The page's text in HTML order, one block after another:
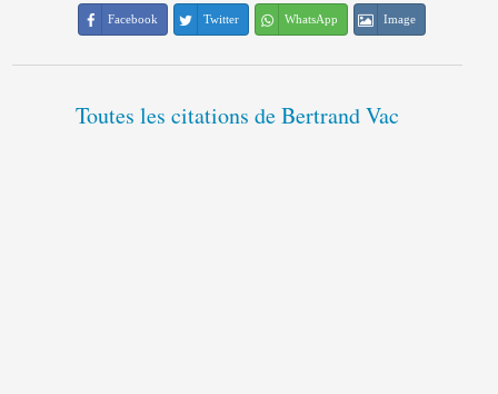
Facebook Twitter WhatsApp Image
Toutes les citations de Bertrand Vac